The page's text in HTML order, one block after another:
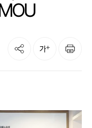
공유 글자크기 인쇄